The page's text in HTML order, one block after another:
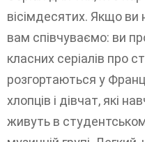
вісімдесятих. Якщо ви
вам співчуваємо: ви
класних серіалів про
розгортаються у
хлопців і дівчат, які
живуть в